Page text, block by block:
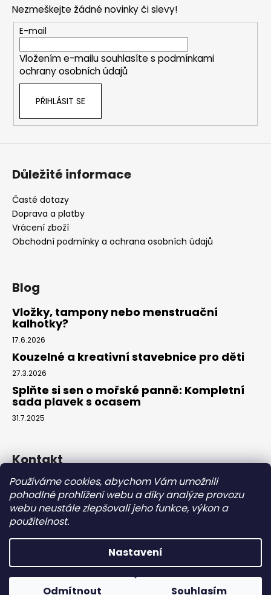
Používáme cookies, abychom Vám umožnili
pohodlné prohlížení webu a díky analýze provozu
webu neustále zlepšovali jeho funkce, výkon a
použitelnost.
Nastavení
Odmítnout Souhlasím
Nezmeškejte žádné novinky či slevy!
E-mail
Vložením e-mailu souhlasíte s podmínkami
ochrany osobních údajů
PŘIHLÁSIT SE
Důležité informace
Časté dotazy
Doprava a platby
Vrácení zboží
Obchodní podmínky a ochrana osobních údajů
Blog
Vložky, tampony nebo menstruační
kalhotky?
17.6.2026
Kouzelné a kreativní stavebnice pro děti
27.3.2026
Splňte si sen o mořské panně: Kompletní
sada plavek s ocasem
31.7.2025
Kontakt
info@eparuky.cz
+420 734 459 045
Náš Facebook
Copyright 2026eparuky.cz. Všechna práva vyhrazena.
Upravit nastavení cookies